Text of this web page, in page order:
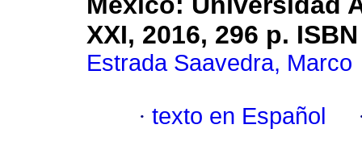
XXI, 2016, 296 p.
Estrada Saavedra, Marco
· texto en Español